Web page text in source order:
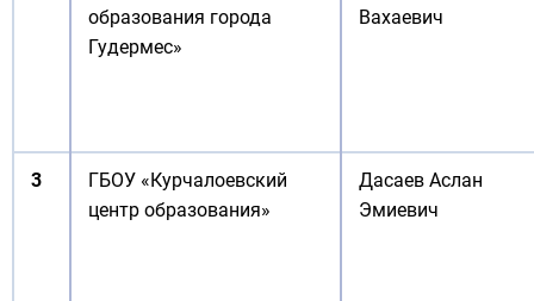
образования города
Гудермес»
Вахаевич
3
ГБОУ «Курчалоевский
центр образования»
Дасаев Аслан
Эмиевич